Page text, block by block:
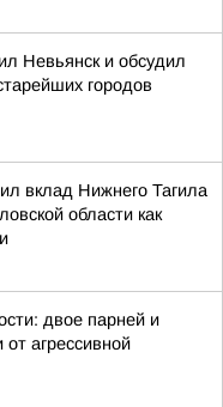
Невьянск и обсудил
городов
вклад Нижнего Тагила
области как
двое парней и
агрессивной